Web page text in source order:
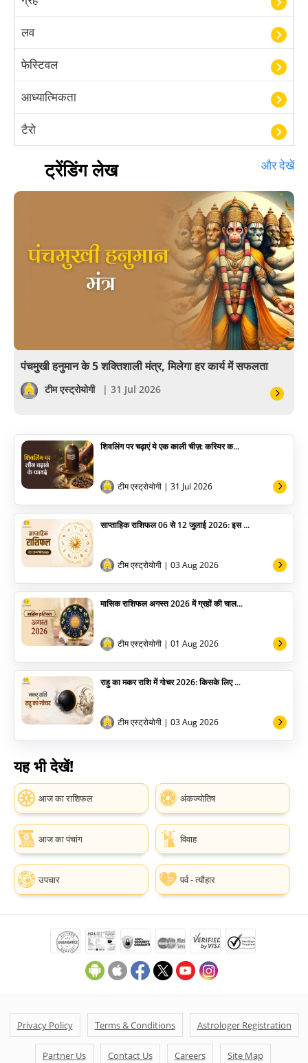
लव
फेस्टिवल
आध्यात्मिकता
टैरो
हस्तरेखा शास्त्र
बॉलीवुड
खेल
सेलिब्रिटी
योग
अन्य
ट्रेंडिंग लेख और देखें
पंचमुखी हनुमान के 5 शक्तिशाली मंत्र, मिलेगा हर कार्य में सफलता
टीम एस्ट्रोयोगी | 31 Jul 2026
शिवलिंग पर चढ़ाएं ये एक काली चीज़: करियर क...
टीम एस्ट्रोयोगी | 31 Jul 2026
साप्ताहिक राशिफल 06 से 12 जुलाई 2026: इस ...
टीम एस्ट्रोयोगी | 03 Aug 2026
मासिक राशिफल अगस्त 2026 में ग्रहों की चाल...
टीम एस्ट्रोयोगी | 01 Aug 2026
राहु का मकर राशि में गोचर 2026: किसके लिए ...
टीम एस्ट्रोयोगी | 03 Aug 2026
यह भी देखें!
आज का राशिफल अंकज्योतिष
आज का पंचांग विवाह
उपचार पर्व - त्यौहार
Privacy Policy Terms & Conditions Astrologer Registration
Partner Us Contact Us Careers Site Map